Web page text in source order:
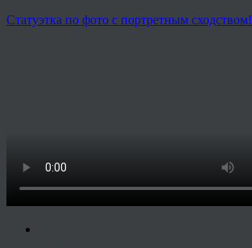
Статуэтка по фото с портретным сходством!